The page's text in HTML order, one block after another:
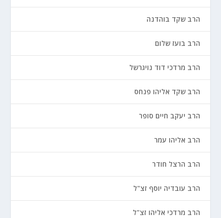
הרב שקד בוהדנה
הרב בועז שלום
הרב מרדכי דוד נויגרשל
הרב שקד אליהו פנחס
הרב יעקב חיים סופר
הרב אליהו עמר
הרב הרצל חודר
הרב עובדיה יוסף זצ"ל
הרב מרדכי אליהו זצ"ל